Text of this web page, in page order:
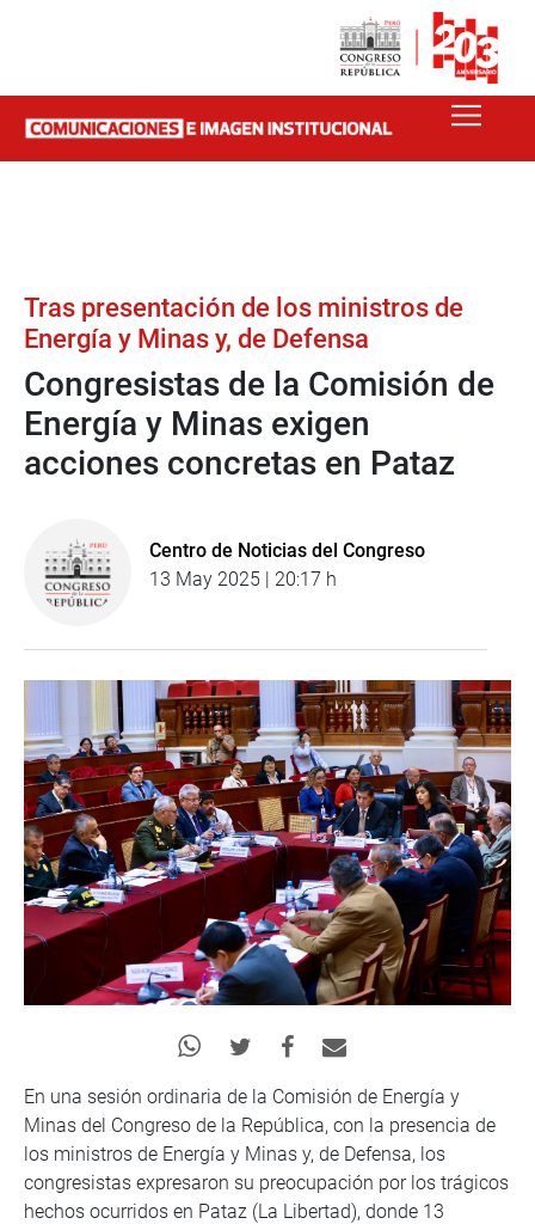
Tras presentación de los ministros de
Energía y Minas y, de Defensa
Congresistas de la Comisión de
Energía y Minas exigen
acciones concretas en Pataz
Centro de Noticias del Congreso
13 May 2025 | 20:17 h
En una sesión ordinaria de la Comisión de Energía y
Minas del Congreso de la República, con la presencia de
los ministros de Energía y Minas y, de Defensa, los
congresistas expresaron su preocupación por los trágicos
hechos ocurridos en Pataz (La Libertad), donde 13